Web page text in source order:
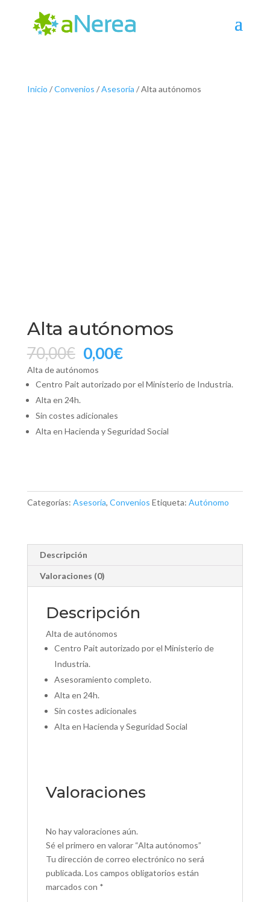
Inicio /Convenios /Asesoría / Alta autónomos
Alta autónomos
70,00€ El
precio
original
70,00€.
0,00€El
actual
es:
Alta de autónomos
Centro Pait autorizado por el Ministerio de Industria.
Alta en 24h.
Sin costes adicionales
Alta en Hacienda y Seguridad Social
cantidad
Categorías: Asesoría, Convenios Etiqueta: Autónomo
Descripción
Valoraciones (0)
Descripción
Alta de autónomos
Centro Pait autorizado por el Ministerio de
Industria.
Asesoramiento completo.
Alta en 24h.
Sin costes adicionales
Alta en Hacienda y Seguridad Social
Valoraciones
No hay valoraciones aún.
Sé el primero en valorar “Alta autónomos”
Tu dirección de correo electrónico no será
publicada. Los campos obligatorios están
marcados con *